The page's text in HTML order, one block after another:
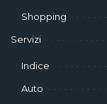
Shopping
Servizi
Indice
Auto